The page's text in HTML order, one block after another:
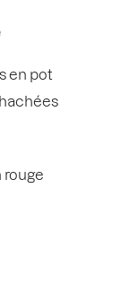
en pot
rouge